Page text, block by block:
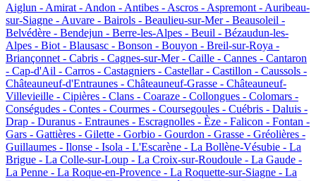
Aiglun - Amirat - Andon - Antibes - Ascros - Aspremont - Auribeau-
sur-Siagne - Auvare - Bairols - Beaulieu-sur-Mer - Beausoleil -
Belvédère - Bendejun - Berre-les-Alpes - Beuil - Bézaudun-les-
Alpes - Biot - Blausasc - Bonson - Bouyon - Breil-sur-Roya -
Briançonnet - Cabris - Cagnes-sur-Mer - Caille - Cannes - Cantaron
- Cap-d'Ail - Carros - Castagniers - Castellar - Castillon - Caussols -
Châteauneuf-d'Entraunes - Châteauneuf-Grasse - Châteauneuf-
Villevieille - Cipières - Clans - Coaraze - Collongues - Colomars -
Conségudes - Contes - Courmes - Coursegoules - Cuébris - Daluis -
Drap - Duranus - Entraunes - Escragnolles - Èze - Falicon - Fontan -
Gars - Gattières - Gilette - Gorbio - Gourdon - Grasse - Gréolières -
Guillaumes - Ilonse - Isola - L'Escarène - La Bollène-Vésubie - La
Brigue - La Colle-sur-Loup - La Croix-sur-Roudoule - La Gaude -
La Penne - La Roque-en-Provence - La Roquette-sur-Siagne - La